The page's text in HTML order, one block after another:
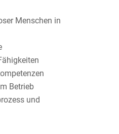
Menschen in
Betrieb
und